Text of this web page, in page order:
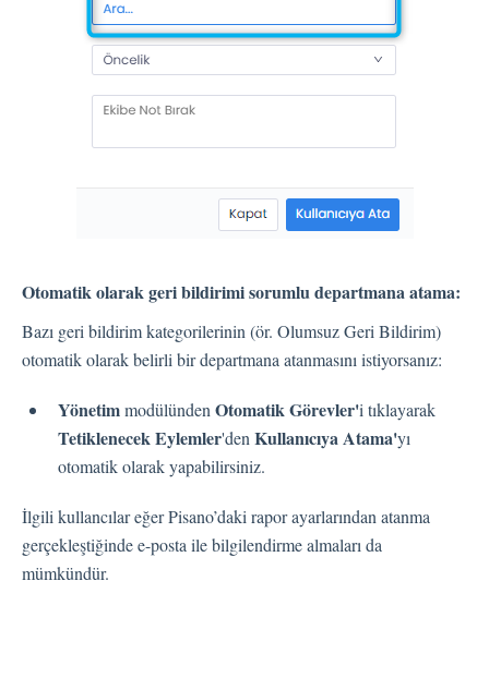
E-Posta Kanalı
Push Notifikasyon Kanalı
Ayarlar
Kullanıcı Tipleri
Geri Bildirimler
Etiket Grupları
Kullanıcı daveti
Organizasyonel Yapı
Otomatik olarak geri bildirimi sorumlu departmana atama:
Bazı geri bildirim kategorilerinin (ör. Olumsuz Geri Bildirim)
otomatik olarak belirli bir departmana atanmasını istiyorsanız:
Yönetimmodülünden Otomatik Görevler'i tıklayarak
Tetiklenecek Eylemler'den Kullanıcıya Atama'yı
otomatik olarak yapabilirsiniz.
İlgili kullancılar eğer Pisano’daki rapor ayarlarından atanma
gerçekleştiğinde e-posta ile bilgilendirme almaları da
mümkündür.